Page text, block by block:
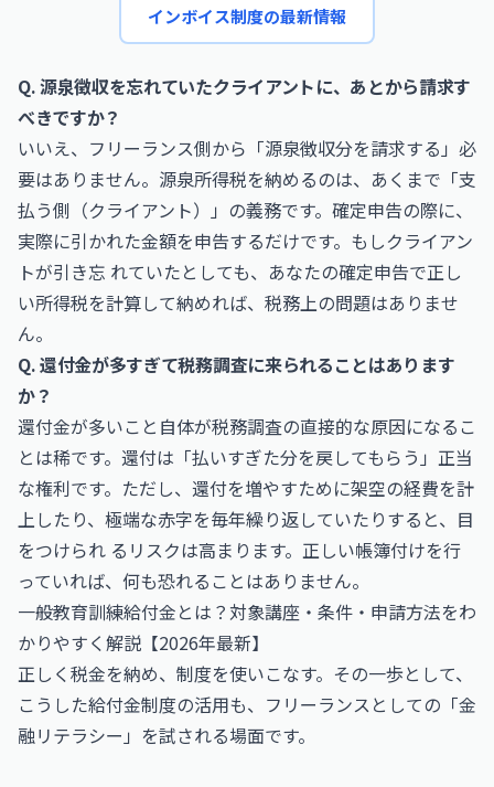
インボイス制度の最新情報
Q. 源泉徴収を忘れていたクライアントに、あとから請求す
べきですか？
いいえ、フリーランス側から「源泉徴収分を請求する」必
要はありません。源泉所得税を納めるのは、あくまで「支
払う側（クライアント）」の義務です。確定申告の際に、
実際に引かれた金額を申告するだけです。もしクライアン
トが引き忘 れていたとしても、あなたの確定申告で正し
い所得税を計算して納めれば、税務上の問題はありませ
ん。
Q. 還付金が多すぎて税務調査に来られることはあります
か？
還付金が多いこと自体が税務調査の直接的な原因になるこ
とは稀です。還付は「払いすぎた分を戻してもらう」正当
な権利です。ただし、還付を増やすために架空の経費を計
上したり、極端な赤字を毎年繰り返していたりすると、目
をつけられ るリスクは高まります。正しい帳簿付けを行
っていれば、何も恐れることはありません。
一般教育訓練給付金とは？対象講座・条件・申請方法をわ
かりやすく解説【2026年最新】
正しく税金を納め、制度を使いこなす。その一歩として、
こうした給付金制度の活用も、フリーランスとしての「金
融リテラシー」を試される場面です。